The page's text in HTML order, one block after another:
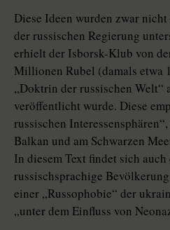
Diese Ideen wurden zwar
der russischen Regierung
erhielt der Isborsk-Klub von
Millionen Rubel (damals etwa
„Doktrin der russischen Welt“
veröffentlicht wurde. Diese
russischen
Balkan und am Schwarzen
In diesem Text findet sich
russischsprachige
einer „Russophobie“ der
„unter dem Einfluss von